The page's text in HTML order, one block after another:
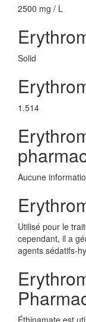
2500 mg / L
Solid
1.514
Aucune
Utilisé pour le
cependant, il a
agents sédatifs-
Éthinamate est